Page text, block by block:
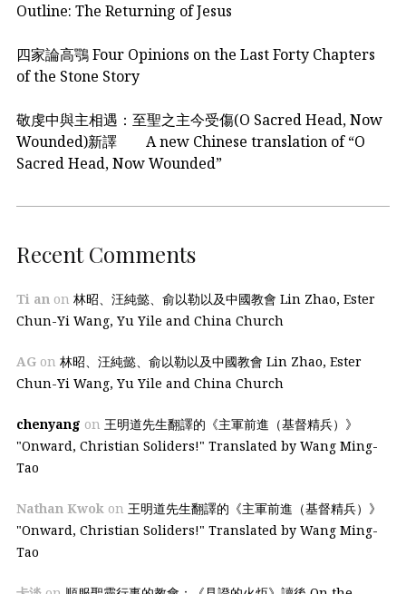
Outline: The Returning of Jesus
四家論高鶚 Four Opinions on the Last Forty Chapters
of the Stone Story
敬虔中與主相遇：至聖之主今受傷(O Sacred Head, Now
Wounded)新譯 A new Chinese translation of “O
Sacred Head, Now Wounded”
Recent Comments
Ti an on 林昭、汪純懿、俞以勒以及中國教會 Lin Zhao, Ester
Chun-Yi Wang, Yu Yile and China Church
AG on 林昭、汪純懿、俞以勒以及中國教會 Lin Zhao, Ester
Chun-Yi Wang, Yu Yile and China Church
chenyang on 王明道先生翻譯的《主軍前進（基督精兵）》
"Onward, Christian Soliders!" Translated by Wang Ming-
Tao
Nathan Kwok on 王明道先生翻譯的《主軍前進（基督精兵）》
"Onward, Christian Soliders!" Translated by Wang Ming-
Tao